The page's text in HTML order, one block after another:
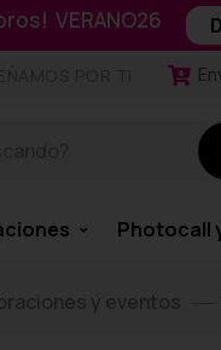
VERANO26
Photocall
y eventos